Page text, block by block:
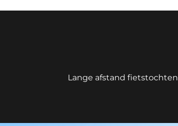
Lange afstand fietstochten